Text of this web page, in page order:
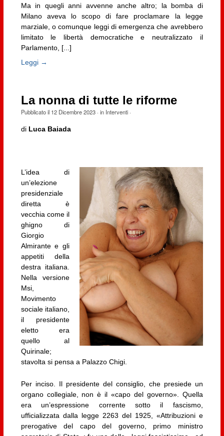
Ma in quegli anni avvenne anche altro; la bomba di
Milano aveva lo scopo di fare proclamare la legge
marziale, o comunque leggi di emergenza che avrebbero
limitato le libertà democratiche e neutralizzato il
Parlamento, [...]
Leggi →
La nonna di tutte le riforme
Pubblicato il 12 Dicembre 2023· in Interventi·
di Luca Baiada
L’idea di
un’elezione
presidenziale
diretta è
vecchia come il
ghigno di
Giorgio
Almirante e gli
appetiti della
destra italiana.
Nella versione
Msi,
Movimento
sociale italiano,
il presidente
eletto era
quello al
Quirinale;
stavolta si pensa a Palazzo Chigi.
Per inciso. Il presidente del consiglio, che presiede un
organo collegiale, non è il «capo del governo». Quella
era un’espressione corrente sotto il fascismo,
ufficializzata dalla legge 2263 del 1925, «Attribuzioni e
prerogative del capo del governo, primo ministro